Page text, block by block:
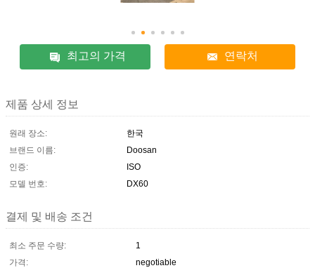
최고의 가격 연락처
제품 상세 정보
원래 장소:
한국
브랜드 이름:
Doosan
인증:
ISO
모델 번호:
DX60
결제 및 배송 조건
최소 주문 수량:
1
가격:
negotiable